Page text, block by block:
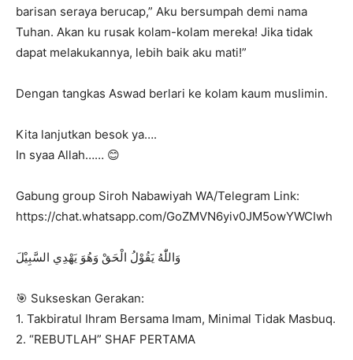
barisan seraya berucap,” Aku bersumpah demi nama
Tuhan. Akan ku rusak kolam-kolam mereka! Jika tidak
dapat melakukannya, lebih baik aku mati!”
Dengan tangkas Aswad berlari ke kolam kaum muslimin.
Kita lanjutkan besok ya….
In syaa Allah…… 😊
Gabung group Siroh Nabawiyah WA/Telegram Link:
https://chat.whatsapp.com/GoZMVN6yiv0JM5owYWCIwh
‎وَاللّٰهُ يَقُوْلُ الْحَقْ وَهُوَ يَهْدِي السَّبِيْلَ
🎯 Sukseskan Gerakan:
1. Takbiratul Ihram Bersama Imam, Minimal Tidak Masbuq.
2. “REBUTLAH” SHAF PERTAMA